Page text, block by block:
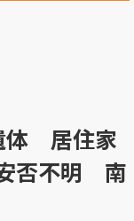
体 居住家
否不明 南